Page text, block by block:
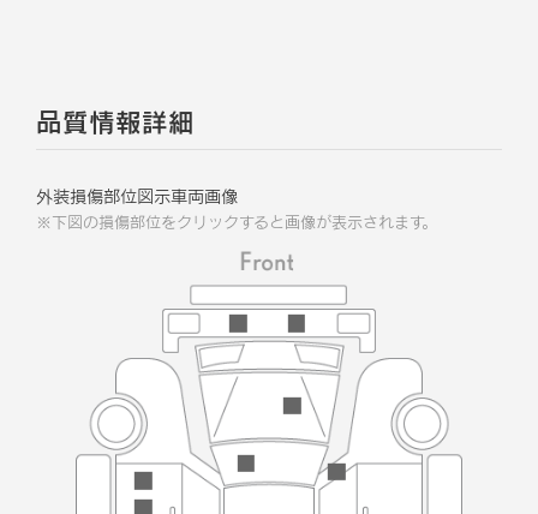
品質情報詳細
外装損傷部位図示車両画像
※下図の損傷部位をクリックすると画像が表示されます。